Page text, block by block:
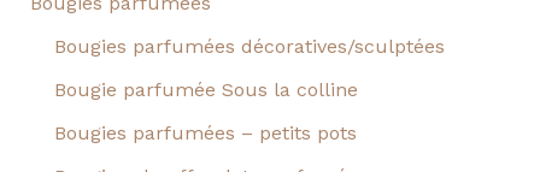
Bougies parfumées décoratives/sculptées
Bougie parfumée Sous la colline
Bougies parfumées – petits pots